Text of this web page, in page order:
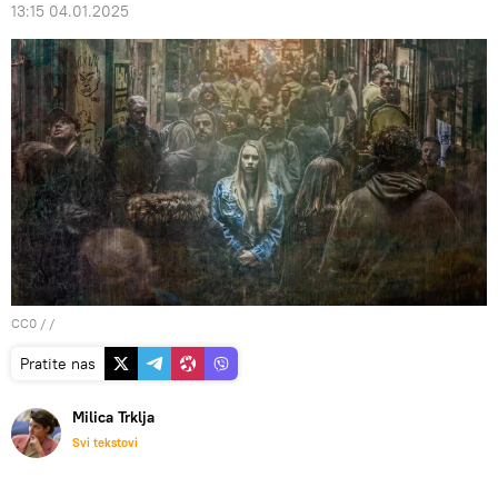
13:15 04.01.2025
CC0 / /
Pratite nas
Milica Trklja
Svi tekstovi